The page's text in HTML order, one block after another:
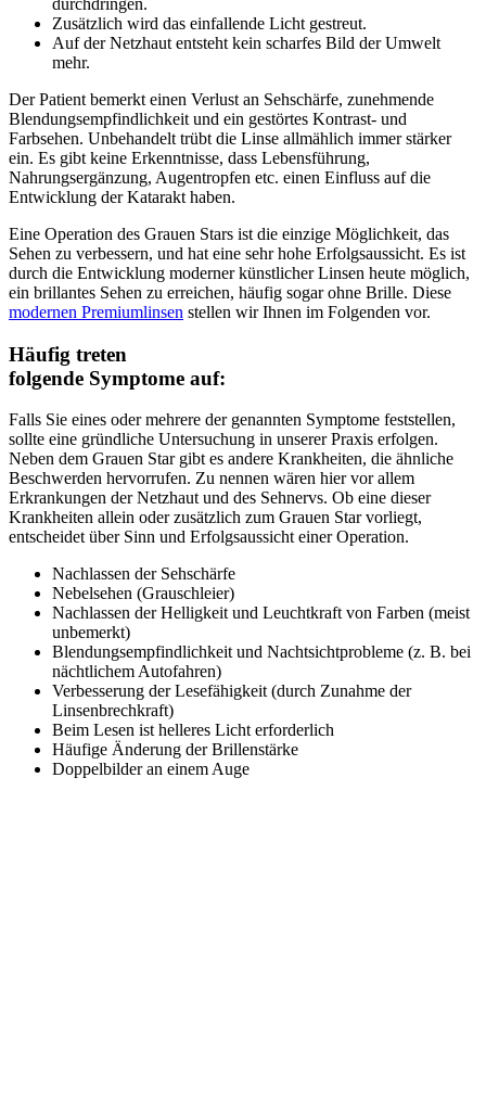
durchdringen.
Zusätzlich wird das einfallende Licht gestreut.
Auf der Netzhaut entsteht kein scharfes Bild der Umwelt
mehr.
Der Patient bemerkt einen Verlust an Sehschärfe, zunehmende
Blendungsempfindlichkeit und ein gestörtes Kontrast- und
Farbsehen. Unbehandelt trübt die Linse allmählich immer stärker
ein. Es gibt keine Erkenntnisse, dass Lebensführung,
Nahrungsergänzung, Augentropfen etc. einen Einfluss auf die
Entwicklung der Katarakt haben.
Eine Operation des Grauen Stars ist die einzige Möglichkeit, das
Sehen zu verbessern, und hat eine sehr hohe Erfolgsaussicht. Es ist
durch die Entwicklung moderner künstlicher Linsen heute möglich,
ein brillantes Sehen zu erreichen, häufig sogar ohne Brille. Diese
modernen Premiumlinsen stellen wir Ihnen im Folgenden vor.
Häufig treten
folgende Symptome auf:
Falls Sie eines oder mehrere der genannten Symptome feststellen,
sollte eine gründliche Untersuchung in unserer Praxis erfolgen.
Neben dem Grauen Star gibt es andere Krankheiten, die ähnliche
Beschwerden hervorrufen. Zu nennen wären hier vor allem
Erkrankungen der Netzhaut und des Sehnervs. Ob eine dieser
Krankheiten allein oder zusätzlich zum Grauen Star vorliegt,
entscheidet über Sinn und Erfolgsaussicht einer Operation.
Nachlassen der Sehschärfe
Nebelsehen (Grauschleier)
Nachlassen der Helligkeit und Leuchtkraft von Farben (meist
unbemerkt)
Blendungsempfindlichkeit und Nachtsichtprobleme (z. B. bei
nächtlichem Autofahren)
Verbesserung der Lesefähigkeit (durch Zunahme der
Linsenbrechkraft)
Beim Lesen ist helleres Licht erforderlich
Häufige Änderung der Brillenstärke
Doppelbilder an einem Auge